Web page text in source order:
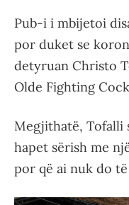
Pub-i i mbijetoi
por duket se
detyruan Christo
Olde Fighting
Megjithatë, Tofalli
hapet sërish me
por që ai nuk do